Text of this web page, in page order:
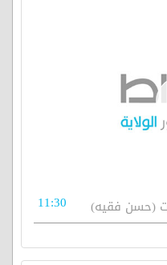
(حسن فقيه) 11:30